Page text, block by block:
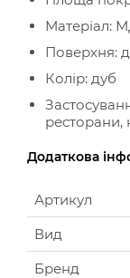
Матеріал:
Поверхня:
Колір: дуб
ресторани,
Додаткова
Артикул
Вид
Бренд